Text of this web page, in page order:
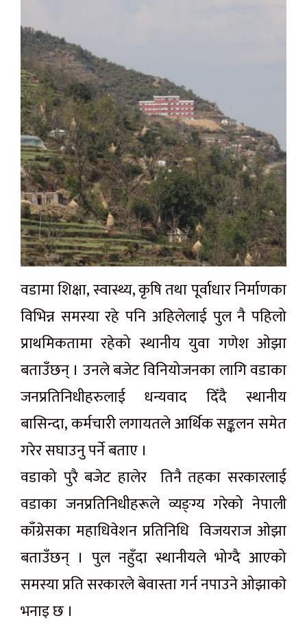
वडामा शिक्षा, स्वास्थ्य, कृषि तथा पूर्वाधार निर्माणका
विभिन्न समस्या रहे पनि अहिलेलाई पुल नै पहिलो
प्राथमिकतामा रहेको स्थानीय युवा गणेश ओझा
बताउँछन् । उनले बजेट विनियोजनका लागि वडाका
जनप्रतिनिधीहरुलाई धन्यवाद दिँदै स्थानीय
बासिन्दा, कर्मचारी लगायतले आर्थिक सङ्कलन समेत
गरेर सघाउनु पर्ने बताए ।
वडाको पुरै बजेट हालेर तिनै तहका सरकारलाई
वडाका जनप्रतिनिधीहरूले व्यङ्ग्य गरेको नेपाली
काँग्रेसका महाधिवेशन प्रतिनिधि विजयराज ओझा
बताउँछन् । पुल नहुँदा स्थानीयले भोग्दै आएको
समस्या प्रति सरकारले बेवास्ता गर्न नपाउने ओझाकाे
भनाइ छ ।